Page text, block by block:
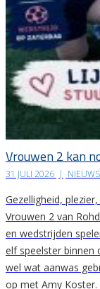
Vrouwen 2 kan
31 JULI 2026 | NIEUWS
Gezelligheid,
Vrouwen 2 van
en wedstrijden
elf speelster binnen
wel wat aanwas
op met Amy